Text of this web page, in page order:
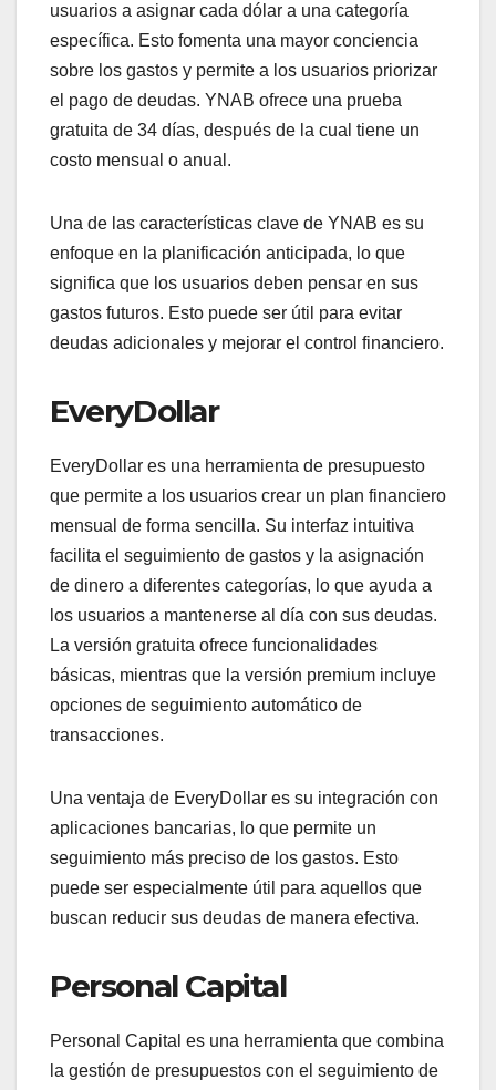
usuarios a asignar cada dólar a una categoría
específica. Esto fomenta una mayor conciencia
sobre los gastos y permite a los usuarios priorizar
el pago de deudas. YNAB ofrece una prueba
gratuita de 34 días, después de la cual tiene un
costo mensual o anual.
Una de las características clave de YNAB es su
enfoque en la planificación anticipada, lo que
significa que los usuarios deben pensar en sus
gastos futuros. Esto puede ser útil para evitar
deudas adicionales y mejorar el control financiero.
EveryDollar
EveryDollar es una herramienta de presupuesto
que permite a los usuarios crear un plan financiero
mensual de forma sencilla. Su interfaz intuitiva
facilita el seguimiento de gastos y la asignación
de dinero a diferentes categorías, lo que ayuda a
los usuarios a mantenerse al día con sus deudas.
La versión gratuita ofrece funcionalidades
básicas, mientras que la versión premium incluye
opciones de seguimiento automático de
transacciones.
Una ventaja de EveryDollar es su integración con
aplicaciones bancarias, lo que permite un
seguimiento más preciso de los gastos. Esto
puede ser especialmente útil para aquellos que
buscan reducir sus deudas de manera efectiva.
Personal Capital
Personal Capital es una herramienta que combina
la gestión de presupuestos con el seguimiento de